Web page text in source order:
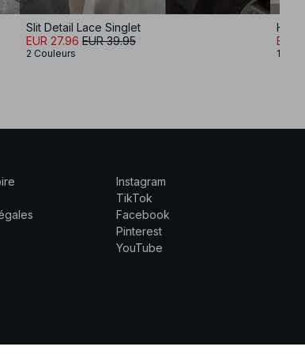
Slit Detail Lace Singlet
EUR 27.96 EUR 39.95
2 Couleurs
Haut
EUR
1
Instagram
TikTok
Facebook
Pinterest
YouTube